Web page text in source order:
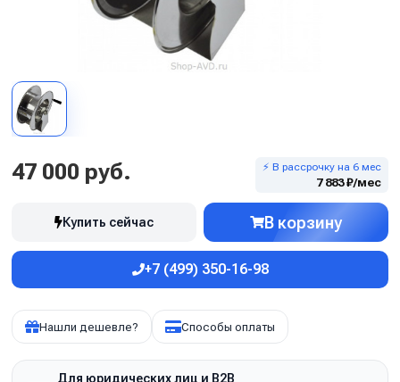
47 000 руб. ⚡ В рассрочку на 6 мес
7 883 ₽/мес
Купить сейчас В корзину
+7 (499) 350-16-98
Нашли дешевле? Способы оплаты
Для юридических лиц и B2B